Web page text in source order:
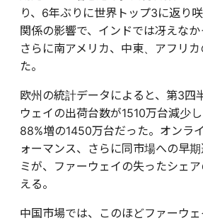
り、6年ぶりに世界トップ3に返り
関係の影響で、インドでは冴えな
さらに南アメリカ、中東、アフリ
た。
欧州の統計データによると、第3四
ウェイの出荷台数が1510万台減少
88%増の1450万台だった。オンラ
ォーマンス、さらに同市場への早
ミが、ファーウェイの失ったシェ
える。
中国市場では、このほどファーウ